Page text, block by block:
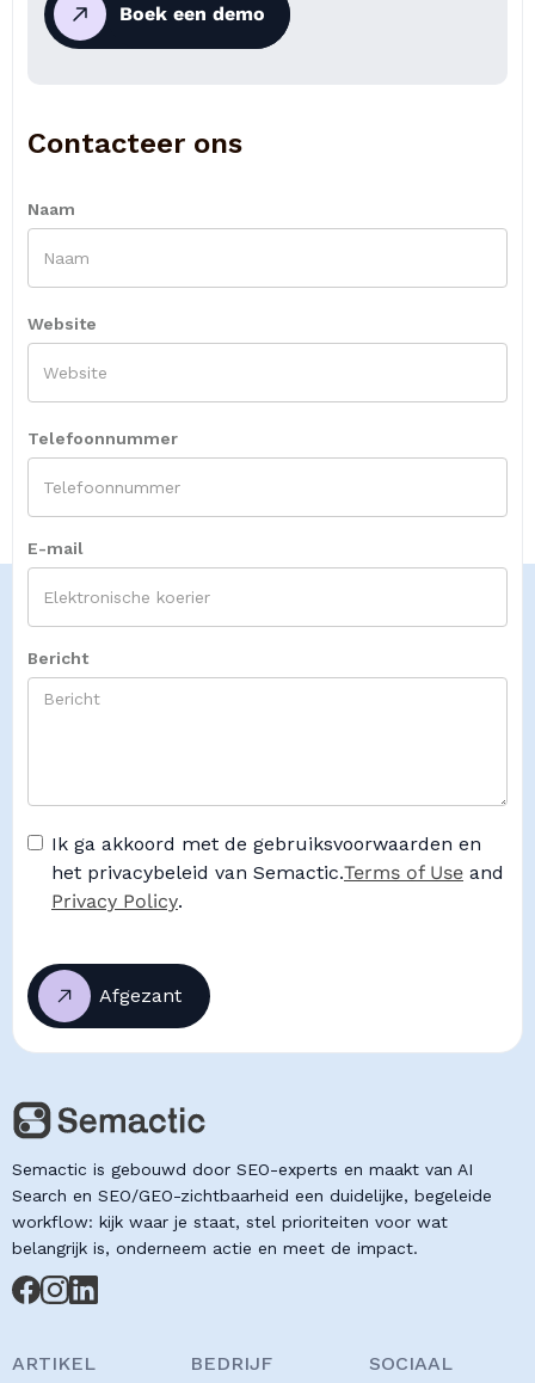
Boek een demo
Contacteer ons
Naam
Website
Telefoonnummer
E-mail
Bericht
Ik ga akkoord met de gebruiksvoorwaarden en
het privacybeleid van Semactic.Terms of Use and
Privacy Policy.
Semactic is gebouwd door SEO-experts en maakt van AI
Search en SEO/GEO-zichtbaarheid een duidelijke, begeleide
workflow: kijk waar je staat, stel prioriteiten voor wat
belangrijk is, onderneem actie en meet de impact.
ARTIKEL BEDRIJF SOCIAAL